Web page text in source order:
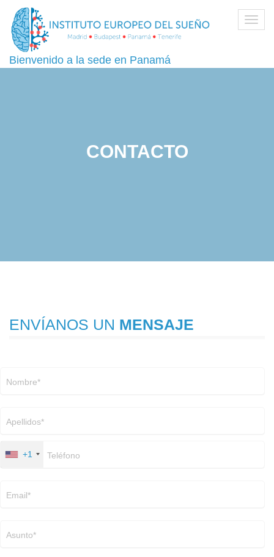
Bienvenido a la sede en Panamá
CONTACTO
ENVÍANOS UN MENSAJE
+1